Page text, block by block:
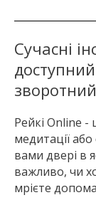
Сучасні
Рейкі Online
медитації
вами двері в
важливо, чи
мрієте